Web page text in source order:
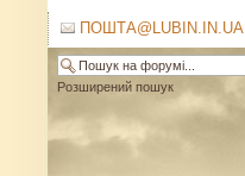
ПОШТА@LUBIN.IN.UA
Розширений пошук